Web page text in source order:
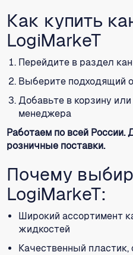
Как купить
LogiMarkeT
Перейдите в раздел
Выберите подходящий
Добавьте в корзину
менеджера
Работаем по всей России.
розничные поставки.
Почему
LogiMarkeT:
Широкий ассортимент
жидкостей
Качественный пластик,